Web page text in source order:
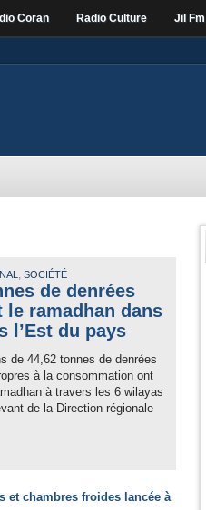
Coran Radio Culture Jil Fm
, SOCIÉTÉ
de denrées
le ramadhan dans
l’Est du pays
de 44,62 tonnes de denrées
à la consommation ont
à travers les 6 wilayas
de la Direction régionale
et chambres froides lancée à